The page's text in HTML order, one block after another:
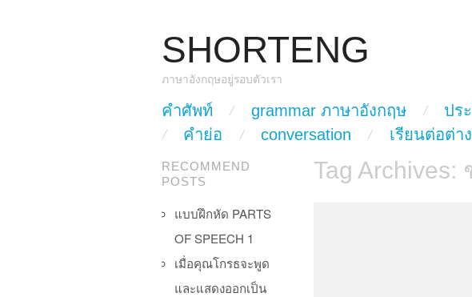
SHORTENG
ภาษาอังกฤษอยู่รอบตัวเรา
Main Menu
skip to content
คำศัพท์ grammar ภาษาอังกฤษ ปร
คำย่อ
conversation เรียนต่อต่า
Tag Archives:
RECOMMEND
POSTS
แบบฝึกหัด PARTS
OF SPEECH 1
เมื่อคุณโกรธจะพูด
และแสดงออกเป็น